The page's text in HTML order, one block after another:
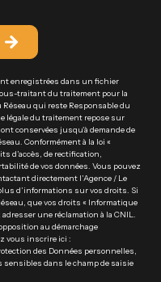
enregistrées dans un fichier
traitant du traitement pour la
qui reste Responsable du
légale du traitement repose sur
conservées jusqu'à demande de
Conformément à la loi «
d’accès, de rectification,
de vos données. Vous pouvez
directement l’Agence / Le
d’informations sur vos droits. Si
que vos droits « Informatique
une réclamation à la CNIL.
au démarchage
vous inscrire ici :
des Données personnelles,
dans le champ de saisie